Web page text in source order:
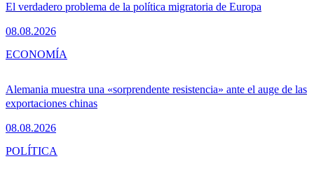
El verdadero problema de la política migratoria de Europa
08.08.2026
Alemania muestra una «sorprendente resistencia» ante el auge de las
exportaciones chinas
08.08.2026
ECONOMÍA
POLÍTICA